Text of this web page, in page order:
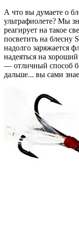
А что вы думаете о
ультрафиолете? Мы
реагирует на такое
посветить на
надолго заряжается
надеяться на
— отличный способ
дальше... вы сами